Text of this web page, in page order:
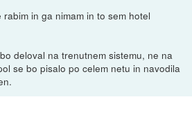
in ga nimam in to sem hotel
deloval na trenutnem sistemu, ne na
se bo pisalo po celem netu in navodila